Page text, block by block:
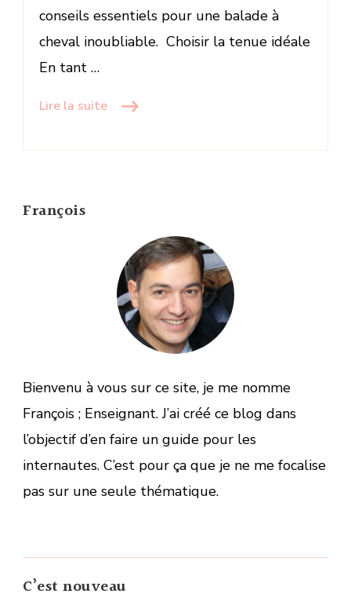
conseils essentiels pour une balade à
cheval inoubliable. Choisir la tenue idéale
En tant …
Lire la suite
François
Bienvenu à vous sur ce site, je me nomme
François ; Enseignant. J’ai créé ce blog dans
l’objectif d’en faire un guide pour les
internautes. C’est pour ça que je ne me focalise
pas sur une seule thématique.
C’est nouveau